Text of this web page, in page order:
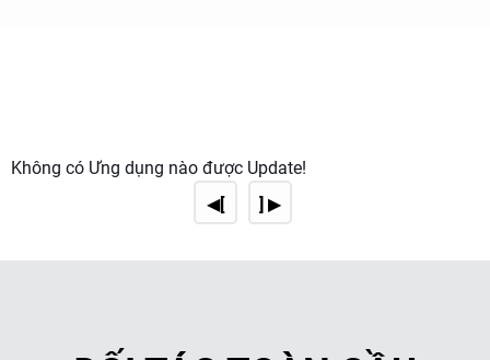
+ Xử lý chính: Áp dụng các công nghệ hóa lý, điện phân
hoặc màng lọc để loại bỏ kim loại nặng và hóa chất độc hại.
Không có Ứng dụng nào được Update!
◀[
] ▶